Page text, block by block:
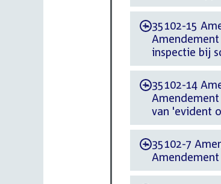
-35102-15
inspectie bij
-35102-14
van 'evident
-35102-7